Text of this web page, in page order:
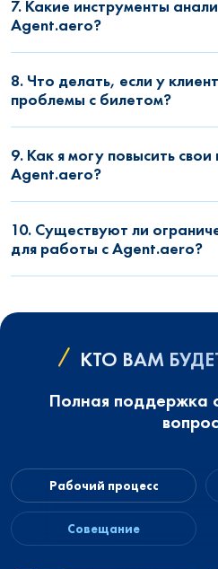
7. Какие инструменты
Agent.aero?
8. Что делать, если у
проблемы с билетом?
9. Как я могу повысить
Agent.aero?
10. Существуют ли
для работы с Agent.aero?
КТО ВАМ
Полная поддержка
Рабочий процесс
Совещание